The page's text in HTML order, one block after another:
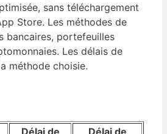
sans téléchargement
Store. Les méthodes de
bancaires, portefeuilles
Les délais de
méthode choisie.
Délai de
Délai de